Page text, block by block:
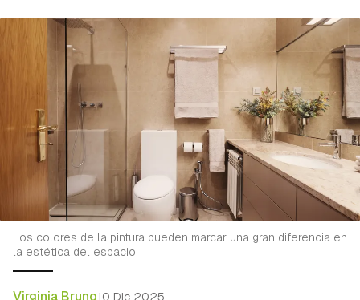
Los colores de la pintura pueden marcar una gran diferencia en
la estética del espacio
Virginia Bruno10 Dic 2025